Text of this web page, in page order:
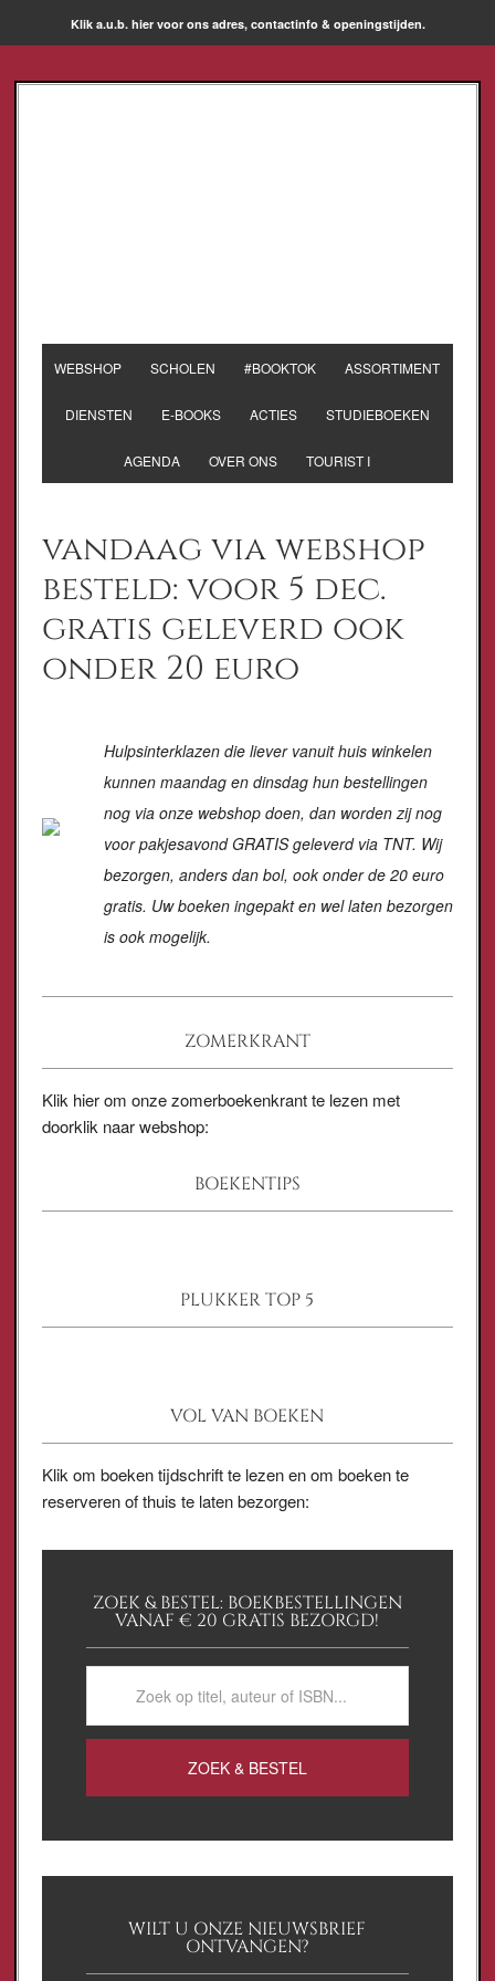
Klik a.u.b. hier voor ons adres, contactinfo & openingstijden.
WEBSHOP SCHOLEN #BOOKTOK ASSORTIMENT
DIENSTEN E-BOOKS ACTIES STUDIEBOEKEN
AGENDA OVER ONS TOURIST I
vandaag via webshop
besteld: voor 5 dec.
gratis geleverd ook
onder 20 euro
Hulpsinterklazen die liever vanuit huis winkelen
kunnen maandag en dinsdag hun bestellingen
nog via onze webshop doen, dan worden zij nog
voor pakjesavond GRATIS geleverd via TNT. Wij
bezorgen, anders dan bol, ook onder de 20 euro
gratis. Uw boeken ingepakt en wel laten bezorgen
is ook mogelijk.
ZOMERKRANT
Klik hier om onze zomerboekenkrant te lezen met
doorklik naar webshop:
BOEKENTIPS
PLUKKER TOP 5
VOL VAN BOEKEN
Klik om boeken tijdschrift te lezen en om boeken te
reserveren of thuis te laten bezorgen:
ZOEK & BESTEL: BOEKBESTELLINGEN
VANAF € 20 GRATIS BEZORGD!
WILT U ONZE NIEUWSBRIEF
ONTVANGEN?